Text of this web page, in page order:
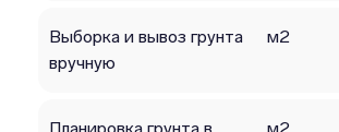
Выборка и вывоз грунта
вручную
м2